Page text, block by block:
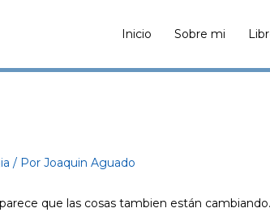
Inicio Sobre mi
/ Por Joaquin Aguado
que las cosas tambien están